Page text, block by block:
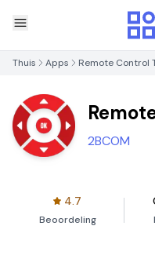
Thuis Apps Remote Control
2BCOM
4.7
Beoordeling